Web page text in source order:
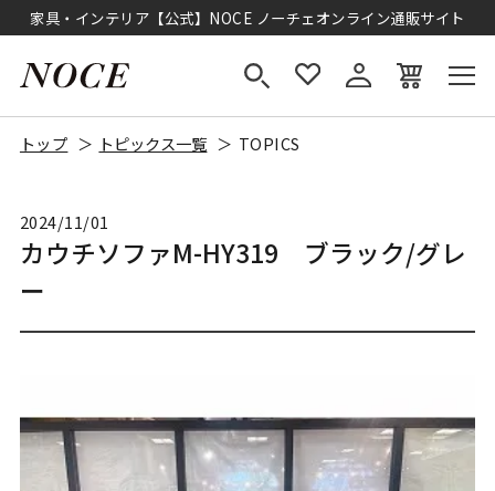
家具・インテリア【公式】NOCE ノーチェオンライン通販サイト
トップ トピックス一覧 TOPICS
2024/11/01
カウチソファM-HY319 ブラック/グレ
ー